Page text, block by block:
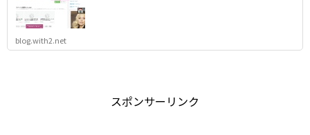
blog.with2.net
スポンサーリンク